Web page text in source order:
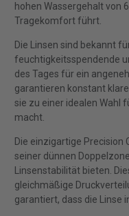
hohen Wassergehalt von
Tragekomfort führt.
Die Linsen sind bekannt
feuchtigkeitsspendende
des Tages für ein
garantieren konstant
sie zu einer idealen Wahl
macht.
Die einzigartige Precision
seiner dünnen
Linsenstabilität bieten.
gleichmäßige
garantiert, dass die Linse